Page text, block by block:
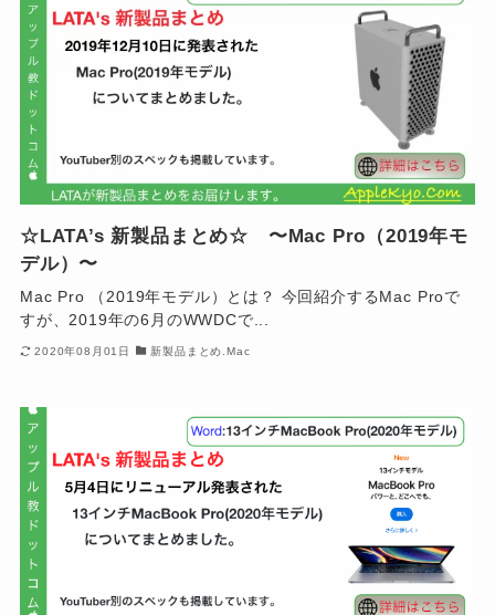
☆LATA’s 新製品まとめ☆ 〜Mac Pro（2019年モ
デル）〜
Mac Pro （2019年モデル）とは？ 今回紹介するMac Proで
すが、2019年の6月のWWDCで...
2020年08月01日 新製品まとめ.Mac